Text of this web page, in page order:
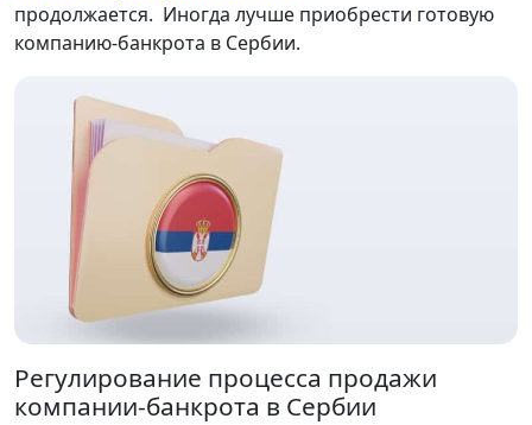
продолжается. Иногда лучше приобрести готовую
компанию-банкрота в Сербии.
Регулирование процесса продажи
компании-банкрота в Сербии